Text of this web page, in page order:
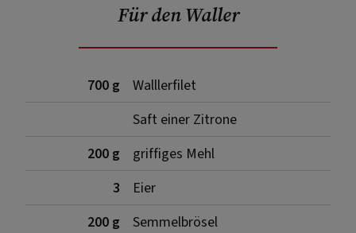
Für den Waller
700 g
Walllerfilet
Saft einer Zitrone
200 g
griffiges Mehl
3
Eier
200 g
Semmelbrösel